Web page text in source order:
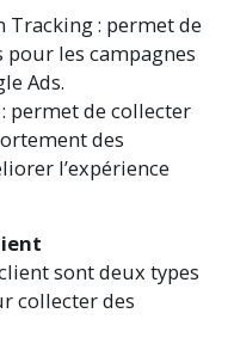
Tracking : permet de
les campagnes
Ads.
permet de collecter
des
l’expérience
sont deux types
collecter des